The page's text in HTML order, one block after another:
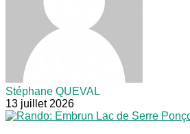
Stéphane QUEVAL
13 juillet 2026